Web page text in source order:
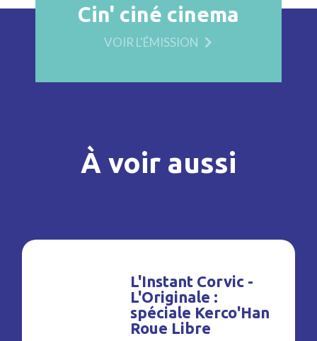
Cin' ciné cinema
VOIR L'ÉMISSION
À voir aussi
L'Instant Corvic -
L'Originale :
spéciale Kerco'Han
Roue Libre